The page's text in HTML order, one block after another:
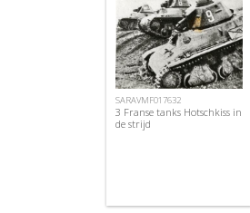
SARAVMF017632
3 Franse tanks Hotschkiss in
de strijd